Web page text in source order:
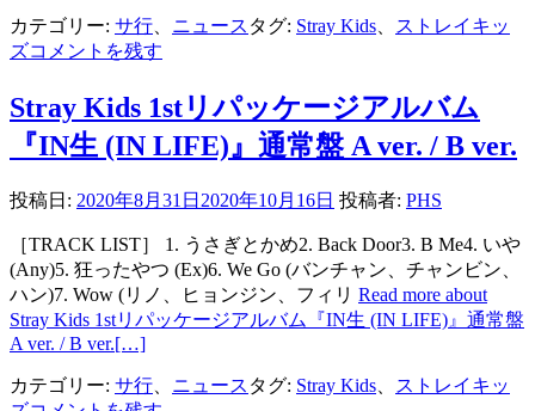
カテゴリー: サ行 ニュース タグ: Stray Kids
ストレイキッ
ズコメントを残す
Stray Kids 1stリパッケージアルバム
『IN生 (IN LIFE)』通常盤 A ver. / B ver.
投稿日: 2020年8月31日 2020年10月16日 投稿者: PHS
［TRACK LIST］ 1. うさぎとかめ2. Back Door3. B Me4. いや
(Any)5. 狂ったやつ (Ex)6. We Go (バンチャン、チャンビン、
ハン)7. Wow (リノ、ヒョンジン、フィリ Read more about
Stray Kids 1stリパッケージアルバム『IN生 (IN LIFE)』通常盤
A ver. / B ver.[…]
カテゴリー: サ行 ニュース タグ: Stray Kids
ストレイキッ